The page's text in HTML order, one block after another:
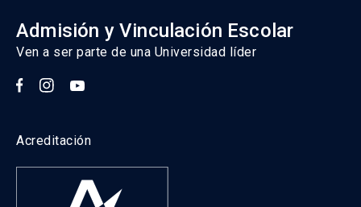
Admisión y Vinculación Escolar
Ven a ser parte de una Universidad líder
Acreditación